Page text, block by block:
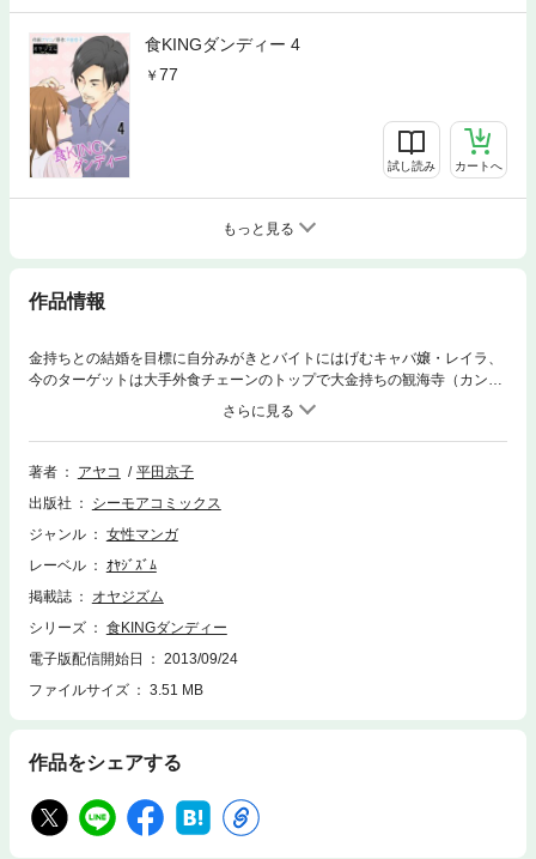
食KINGダンディー 4
77
試し読み カートへ
もっと見る
作品情報
金持ちとの結婚を目標に自分みがきとバイトにはげむキャバ嬢・レイラ、
今のターゲットは大手外食チェーンのトップで大金持ちの観海寺（カンカ
イジ）社長☆ある日、そんな観海寺社長といい雰囲気になりホテルに誘わ
れ幸せの絶頂にのぼりつめるレイラ。しかしその翌日、社長の会社が倒産
してしまい…なぜか社長と同居することに！？あんなに格好よかった社長
は抜けガラ！金持ちになる夢どころかダメ男を養うことになるなんて、私
著者 アヤコ
平田京子
出版社
シーモアコミックス
ジャンル
女性マンガ
レーベル
ｵﾔｼﾞｽﾞﾑ
掲載誌
オヤジズム
シリーズ
食KINGダンディー
電子版配信開始日
2013/09/24
ファイルサイズ
3.51 MB
作品をシェアする